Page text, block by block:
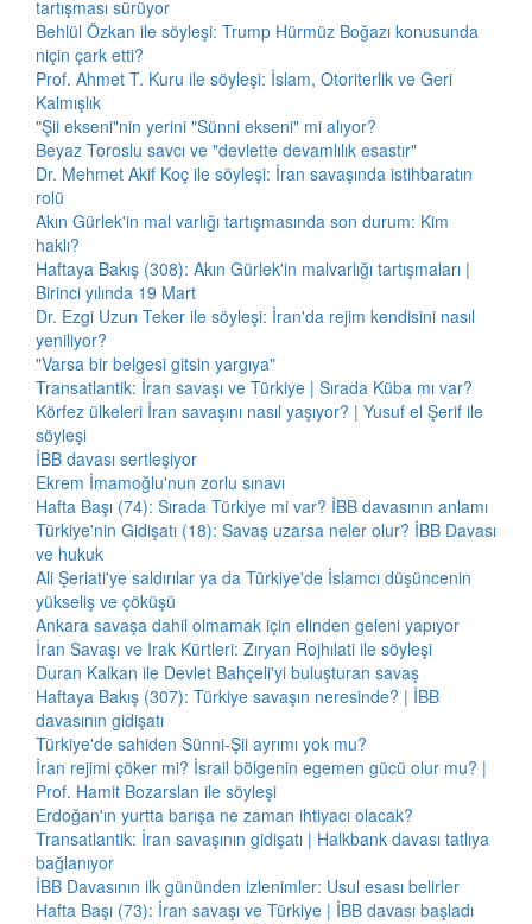
tartışması sürüyor
Behlül Özkan ile söyleşi: Trump Hürmüz Boğazı konusunda
niçin çark etti?
Prof. Ahmet T. Kuru ile söyleşi: İslam, Otoriterlik ve Geri
Kalmışlık
"Şii ekseni"nin yerini "Sünni ekseni" mi alıyor?
Beyaz Toroslu savcı ve "devlette devamlılık esastır"
Dr. Mehmet Akif Koç ile söyleşi: İran savaşında istihbaratın
rolü
Akın Gürlek'in mal varlığı tartışmasında son durum: Kim
haklı?
Haftaya Bakış (308): Akın Gürlek'in malvarlığı tartışmaları |
Birinci yılında 19 Mart
Dr. Ezgi Uzun Teker ile söyleşi: İran'da rejim kendisini nasıl
yeniliyor?
"Varsa bir belgesi gitsin yargıya"
Transatlantik: İran savaşı ve Türkiye | Sırada Küba mı var?
Körfez ülkeleri İran savaşını nasıl yaşıyor? | Yusuf el Şerif ile
söyleşi
İBB davası sertleşiyor
Ekrem İmamoğlu'nun zorlu sınavı
Hafta Başı (74): Sırada Türkiye mi var? İBB davasının anlamı
Türkiye'nin Gidişatı (18): Savaş uzarsa neler olur? İBB Davası
ve hukuk
Ali Şeriati'ye saldırılar ya da Türkiye'de İslamcı düşüncenin
yükseliş ve çöküşü
Ankara savaşa dahil olmamak için elinden geleni yapıyor
İran Savaşı ve Irak Kürtleri: Zıryan Rojhılati ile söyleşi
Duran Kalkan ile Devlet Bahçeli'yi buluşturan savaş
Haftaya Bakış (307): Türkiye savaşın neresinde? | İBB
davasının gidişatı
Türkiye'de sahiden Sünni-Şii ayrımı yok mu?
İran rejimi çöker mi? İsrail bölgenin egemen gücü olur mu? |
Prof. Hamit Bozarslan ile söyleşi
Erdoğan'ın yurtta barışa ne zaman ihtiyacı olacak?
Transatlantik: İran savaşının gidişatı | Halkbank davası tatlıya
bağlanıyor
İBB Davasının ilk gününden izlenimler: Usul esası belirler
Hafta Başı (73): İran savaşı ve Türkiye | İBB davası başladı